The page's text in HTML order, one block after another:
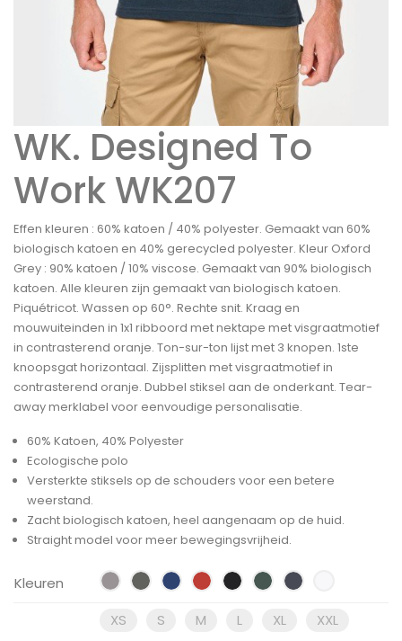
WK. Designed To
Work WK207
Effen kleuren : 60% katoen / 40% polyester. Gemaakt van 60%
biologisch katoen en 40% gerecycled polyester. Kleur Oxford
Grey : 90% katoen / 10% viscose. Gemaakt van 90% biologisch
katoen. Alle kleuren zijn gemaakt van biologisch katoen.
Piquétricot. Wassen op 60°. Rechte snit. Kraag en
mouwuiteinden in 1x1 ribboord met nektape met visgraatmotief
in contrasterend oranje. Ton-sur-ton lijst met 3 knopen. 1ste
knoopsgat horizontaal. Zijsplitten met visgraatmotief in
contrasterend oranje. Dubbel stiksel aan de onderkant. Tear-
away merklabel voor eenvoudige personalisatie.
60% Katoen, 40% Polyester
Ecologische polo
Versterkte stiksels op de schouders voor een betere
weerstand.
Zacht biologisch katoen, heel aangenaam op de huid.
Straight model voor meer bewegingsvrijheid.
Kleuren
XS S M L XL
XXL